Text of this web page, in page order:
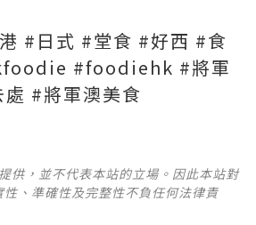
#日式 #堂食 #好西 #食
#foodiehk #將軍
#將軍澳美食
供，並不代表本站的立場。因此本站對
、準確性及完整性不負任何法律責